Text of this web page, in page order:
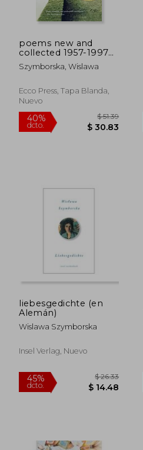
poems new and
collected 1957-1997
(en Inglés)
Szymborska, Wislawa
Ecco Press, Tapa Blanda,
Nuevo
liebesgedichte (en
Alemán)
Wislawa Szymborska
Insel Verlag, Nuevo